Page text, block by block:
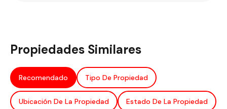
Propiedades Similares
Recomendado Tipo De Propiedad
Ubicación De La Propiedad Estado De La Propiedad